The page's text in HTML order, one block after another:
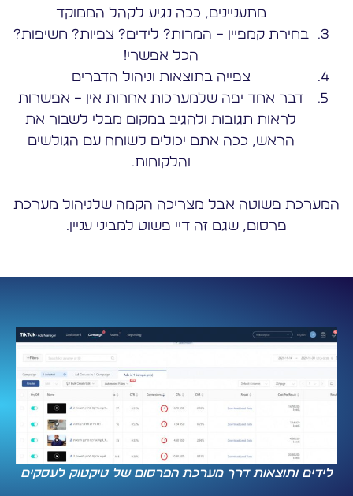
מתעניינים, ככה נגיע לקהל הממוקד
בחירת קמפיין – המרות? לידים? צפיות? חשיפות?
הכל אפשרי!
צפייה בתוצאות וניהול הדברים
דבר אחד יפה שלמערכות אחרות אין – אפשרות
לראות תגובות ולהגיב במקום מבלי לשבור את
הראש, ככה אתם יכולים לשוחח עם הגולשים
והלקוחות.
המערכת פשוטה אבל מצריכה הקמה שלניהול מערכת
פרסום, שגם זה דיי פשוט למביני עניין.
לידים ותוצאות דרך מערכת הפרסום של טיקטוק לעסקים